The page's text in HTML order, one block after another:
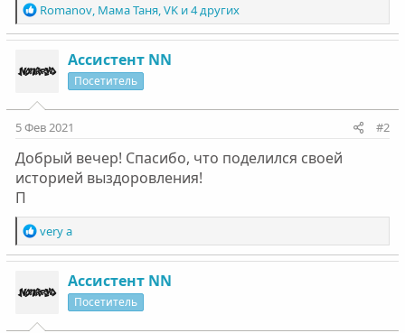
Р
е
а
ц
и
:
Romanov, Мама Таня,VKи 4 других
Ассистент NN
Посетитель
5 Фев 2021 #2
Добрый вечер! Спасибо, что поделился своей
историей выздоровления!
П
Р
е
а
ц
и
very a
Ассистент NN
Посетитель